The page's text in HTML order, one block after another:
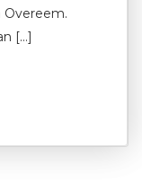
Overeem.
[…]